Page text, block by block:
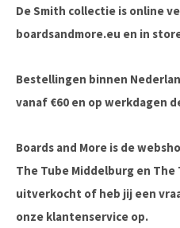
De Smith collectie is online
boardsandmore.eu en in
Bestellingen binnen
vanaf €60 en op werkdagen
Boards and More is de
The Tube Middelburg en The
uitverkocht of heb jij een
onze klantenservice op.